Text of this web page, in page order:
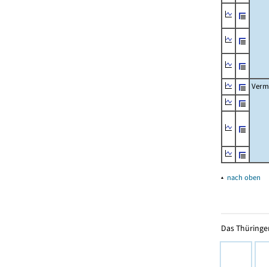
▴ nach oben
Das